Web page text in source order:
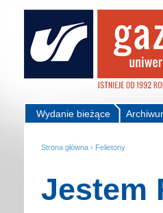
Wydanie bieżące
Strona główna › Felietony
Jestem